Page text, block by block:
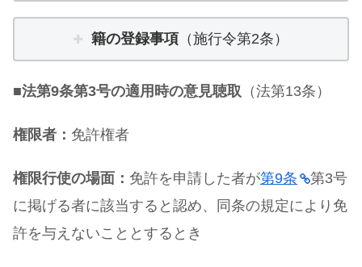
籍の登録事項 （施行令第2条）
■法第9条第3号の適用時の意見聴取 （法第13条）
権限者： 免許権者
権限行使の場面： 免許を申請した者が第9条
第3号
に掲げる者に該当すると認め、同条の規定により免
許を与えないこととするとき